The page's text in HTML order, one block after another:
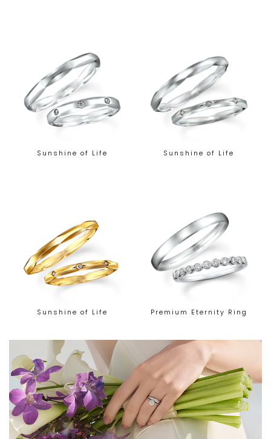
Sunshine of Life Sunshine of Life
Sunshine of Life Premium Eternity Ring